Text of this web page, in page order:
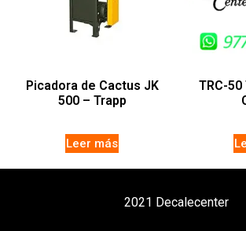
Picadora de Cactus JK
500 – Trapp
Leer más
TRC-
2021 Decalecenter